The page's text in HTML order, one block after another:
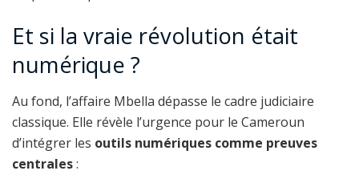
Et si la vraie révolution était
numérique ?
Au fond, l’affaire Mbella dépasse le cadre judiciaire
classique. Elle révèle l’urgence pour le Cameroun
d’intégrer les outils numériques comme preuves
centrales: